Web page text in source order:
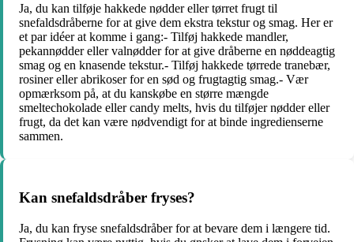
Ja, du kan tilføje hakkede nødder eller tørret frugt til
snefaldsdråberne for at give dem ekstra tekstur og smag. Her er
et par idéer at komme i gang:- Tilføj hakkede mandler,
pekannødder eller valnødder for at give dråberne en nøddeagtig
smag og en knasende tekstur.- Tilføj hakkede tørrede tranebær,
rosiner eller abrikoser for en sød og frugtagtig smag.- Vær
opmærksom på, at du kanskøbe en større mængde
smeltechokolade eller candy melts, hvis du tilføjer nødder eller
frugt, da det kan være nødvendigt for at binde ingredienserne
sammen.
Kan snefaldsdråber fryses?
Ja, du kan fryse snefaldsdråber for at bevare dem i længere tid.